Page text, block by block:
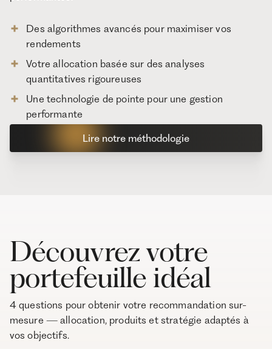
Des algorithmes avancés pour maximiser vos
rendements
Votre allocation basée sur des analyses
quantitatives rigoureuses
Une technologie de pointe pour une gestion
performante
Lire notre méthodologie
Découvrez votre
portefeuille idéal
4 questions pour obtenir votre recommandation sur-
mesure — allocation, produits et stratégie adaptés à
vos objectifs.